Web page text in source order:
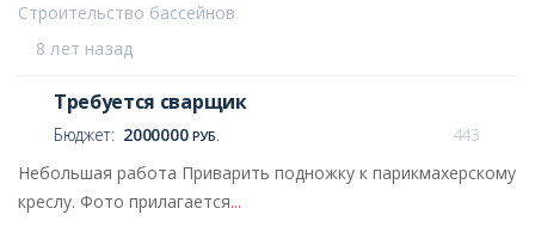
8 лет назад
Строительство бассейнов
Требуется сварщик
Бюджет: 2000000 РУБ.
443
Небольшая работа Приварить подножку к парикмахерскому
креслу. Фото прилагается...